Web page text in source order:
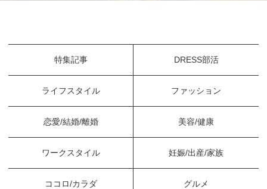
特集記事 DRESS部活
ライフスタイル ファッション
恋愛/結婚/離婚 美容/健康
ワークスタイル 妊娠/出産/家族
ココロ/カラダ グルメ